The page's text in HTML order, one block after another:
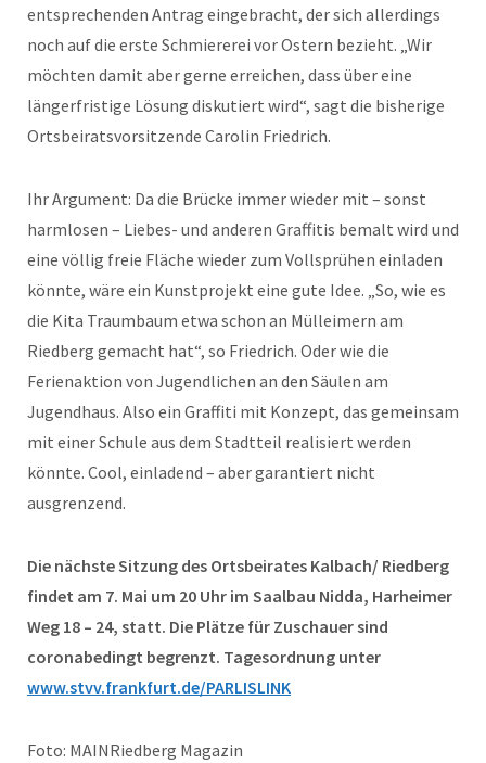
entsprechenden Antrag eingebracht, der sich allerdings
noch auf die erste Schmiererei vor Ostern bezieht. „Wir
möchten damit aber gerne erreichen, dass über eine
längerfristige Lösung diskutiert wird“, sagt die bisherige
Ortsbeiratsvorsitzende Carolin Friedrich.
Ihr Argument: Da die Brücke immer wieder mit – sonst
harmlosen – Liebes- und anderen Graffitis bemalt wird und
eine völlig freie Fläche wieder zum Vollsprühen einladen
könnte, wäre ein Kunstprojekt eine gute Idee. „So, wie es
die Kita Traumbaum etwa schon an Mülleimern am
Riedberg gemacht hat“, so Friedrich. Oder wie die
Ferienaktion von Jugendlichen an den Säulen am
Jugendhaus. Also ein Graffiti mit Konzept, das gemeinsam
mit einer Schule aus dem Stadtteil realisiert werden
könnte. Cool, einladend – aber garantiert nicht
ausgrenzend.
Die nächste Sitzung des Ortsbeirates Kalbach/ Riedberg
findet am 7. Mai um 20 Uhr im Saalbau Nidda, Harheimer
Weg 18 – 24, statt. Die Plätze für Zuschauer sind
coronabedingt begrenzt. Tagesordnung unter
www.stvv.frankfurt.de/PARLISLINK
Foto: MAINRiedberg Magazin